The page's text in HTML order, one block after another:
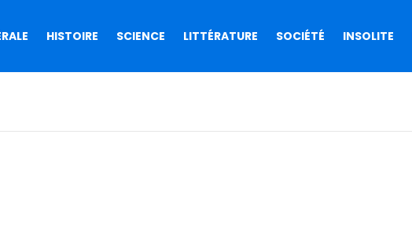
HISTOIRE SCIENCE LITTÉRATURE SOCIÉTÉ INSOLITE